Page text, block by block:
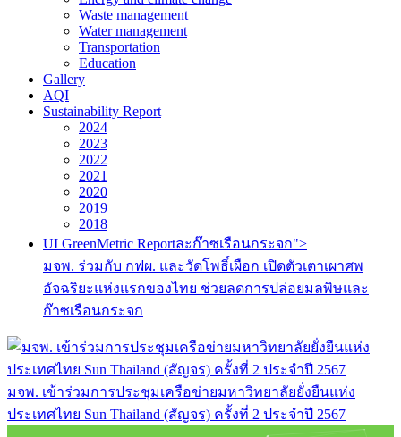
Waste management
Water management
Transportation
Education
Gallery
AQI
Sustainability Report
2024
2023
2022
2021
2020
2019
2018
UI GreenMetric Reportละก๊าซเรือนกระจก">
มจพ. ร่วมกับ กฟผ. และวัดโพธิ์เผือก เปิดตัวเตาเผาศพ
อัจฉริยะแห่งแรกของไทย ช่วยลดการปล่อยมลพิษและ
ก๊าซเรือนกระจก
มจพ. เข้าร่วมการประชุมเครือข่ายมหาวิทยาลัยยั่งยืนแห่ง
ประเทศไทย Sun Thailand (สัญจร) ครั้งที่ 2 ประจำปี 2567